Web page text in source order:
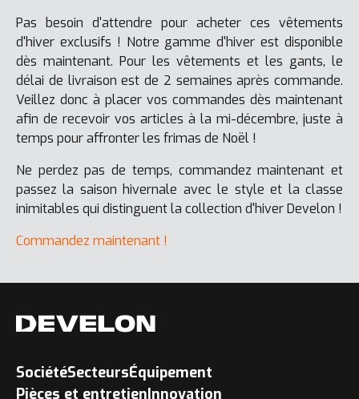
Pas besoin d'attendre pour acheter ces vêtements
d'hiver exclusifs ! Notre gamme d'hiver est disponible
dès maintenant. Pour les vêtements et les gants, le
délai de livraison est de 2 semaines après commande.
Veillez donc à placer vos commandes dès maintenant
afin de recevoir vos articles à la mi-décembre, juste à
temps pour affronter les frimas de Noël !
Ne perdez pas de temps, commandez maintenant et
passez la saison hivernale avec le style et la classe
inimitables qui distinguent la collection d'hiver Develon !
Commandez maintenant !
SociétéSecteursÉquipement
Pièces et entretienInnovation